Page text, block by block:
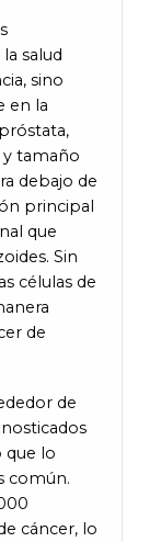
salud
sino
en la
tamaño
debajo de
principal
que
Sin
células de
de
de
que lo
común.
cáncer, lo